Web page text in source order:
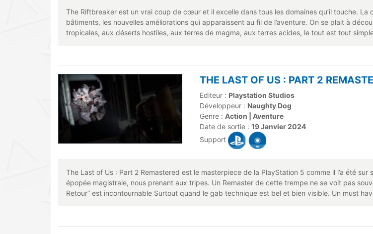
The Riftbreaker est un vrai coup de cœur et il excelle dans tous les domaines qu’il touche.
bâtiments, les nouvelles améliorations qui apparaissent au fil de l’aventure. On se plait à
tropicales, aux déserts hostiles, aux terres de magma, aux terres acides, le tout est tout
THE LAST OF US : PART 2
Editeur : Playstation Studios
Développeur : Naughty Dog
Genre : Action | Aventure
Date de sortie : 19 Janvier 2024
Support
The Last of Us : Part 2 Remastered est le masterpiece de la PlayStation 5 comme il l’a été
épopée magistrale, nous prenant aux tripes. Un Remaster de cette trempe ne se voit pas
Retour” est incontournable Surtout quand le gab technique est bel et bien visible. Un must